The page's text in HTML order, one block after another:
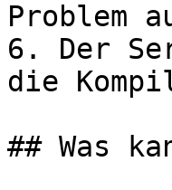
Problem
6. Der
die
## Was